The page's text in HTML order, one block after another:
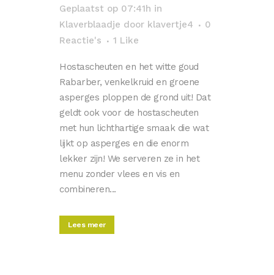
Geplaatst op 07:41h in
Klaverblaadje door klavertje4
0
Reactie's
1 Like
Hostascheuten en het witte goud
Rabarber, venkelkruid en groene
asperges ploppen de grond uit! Dat
geldt ook voor de hostascheuten
met hun lichthartige smaak die wat
lijkt op asperges en die enorm
lekker zijn! We serveren ze in het
menu zonder vlees en vis en
combineren...
Lees meer